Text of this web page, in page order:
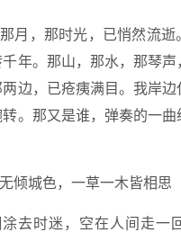
月，那时光，已悄然流逝
年。那山，那水，那琴
边，已疮痍满目。我岸边
。那又是谁，弹奏的一
倾城色，一草一木皆相思
去时迷，空在人间走一